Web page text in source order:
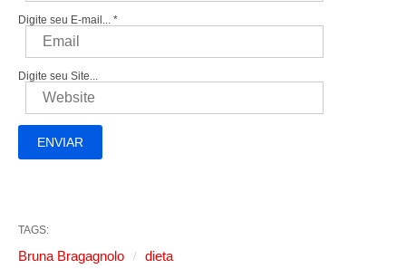
Digite seu E-mail... *
Digite seu Site...
TAGS:
Bruna Bragagnolo dieta